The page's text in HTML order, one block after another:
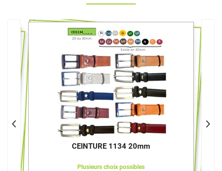
CEINTURE 1134 20mm
Plusieurs choix possibles